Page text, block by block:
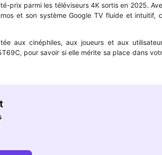
prix parmi les téléviseurs 4K sortis en 2025.
et son système Google TV fluide et intuitif,
aux cinéphiles, aux joueurs et aux
pour savoir si elle mérite sa place dans